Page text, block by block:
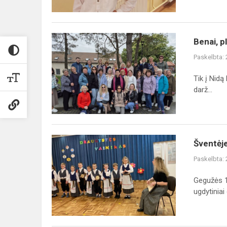
Benai,
plaukiam
į
Nidą...
Benai,
Paskelbta:
Tik į Nidą
darž...
Šventėje
,,Draugystės
vainikas"
Paskelbta:
Gegužės
ugdytiniai